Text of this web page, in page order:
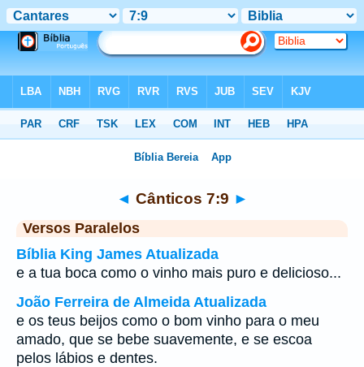
◄ Cânticos 7:9 ►
Versos Paralelos
Bíblia King James Atualizada
e a tua boca como o vinho mais puro e delicioso...
João Ferreira de Almeida Atualizada
e os teus beijos como o bom vinho para o meu
amado, que se bebe suavemente, e se escoa
pelos lábios e dentes.